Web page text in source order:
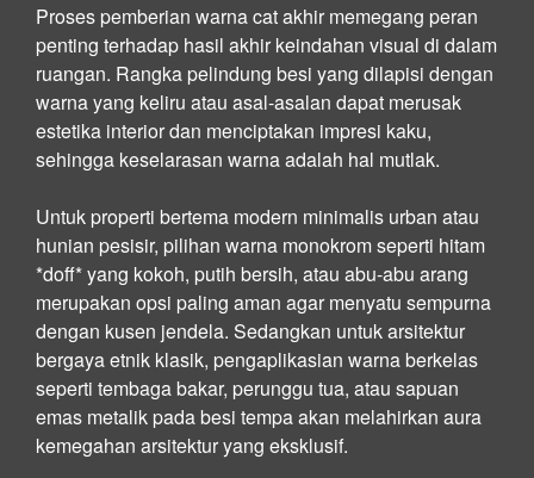
Proses pemberian warna cat akhir memegang peran
penting terhadap hasil akhir keindahan visual di dalam
ruangan. Rangka pelindung besi yang dilapisi dengan
warna yang keliru atau asal-asalan dapat merusak
estetika interior dan menciptakan impresi kaku,
sehingga keselarasan warna adalah hal mutlak.
Untuk properti bertema modern minimalis urban atau
hunian pesisir, pilihan warna monokrom seperti hitam
*doff* yang kokoh, putih bersih, atau abu-abu arang
merupakan opsi paling aman agar menyatu sempurna
dengan kusen jendela. Sedangkan untuk arsitektur
bergaya etnik klasik, pengaplikasian warna berkelas
seperti tembaga bakar, perunggu tua, atau sapuan
emas metalik pada besi tempa akan melahirkan aura
kemegahan arsitektur yang eksklusif.